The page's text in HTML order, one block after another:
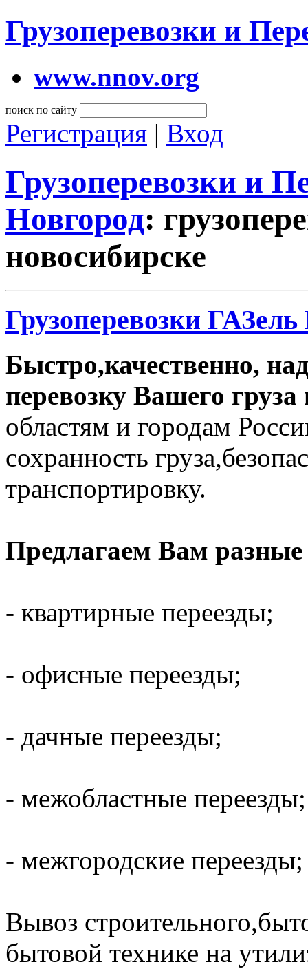
Грузоперевозки и
www.nnov.org
поиск по сайту
Регистрация | Вход
Грузоперевозки и
Новгород:
новосибирске
Грузоперевозки
Быстро,качественно,
перевозку Вашего
областям и городам
сохранность
транспортировку.
Предлагаем Вам
- квартирные переезды;
- офисные переезды;
- дачные переезды;
- межобластные переезды;
- межгородские переезды;
Вывоз
бытовой технике на